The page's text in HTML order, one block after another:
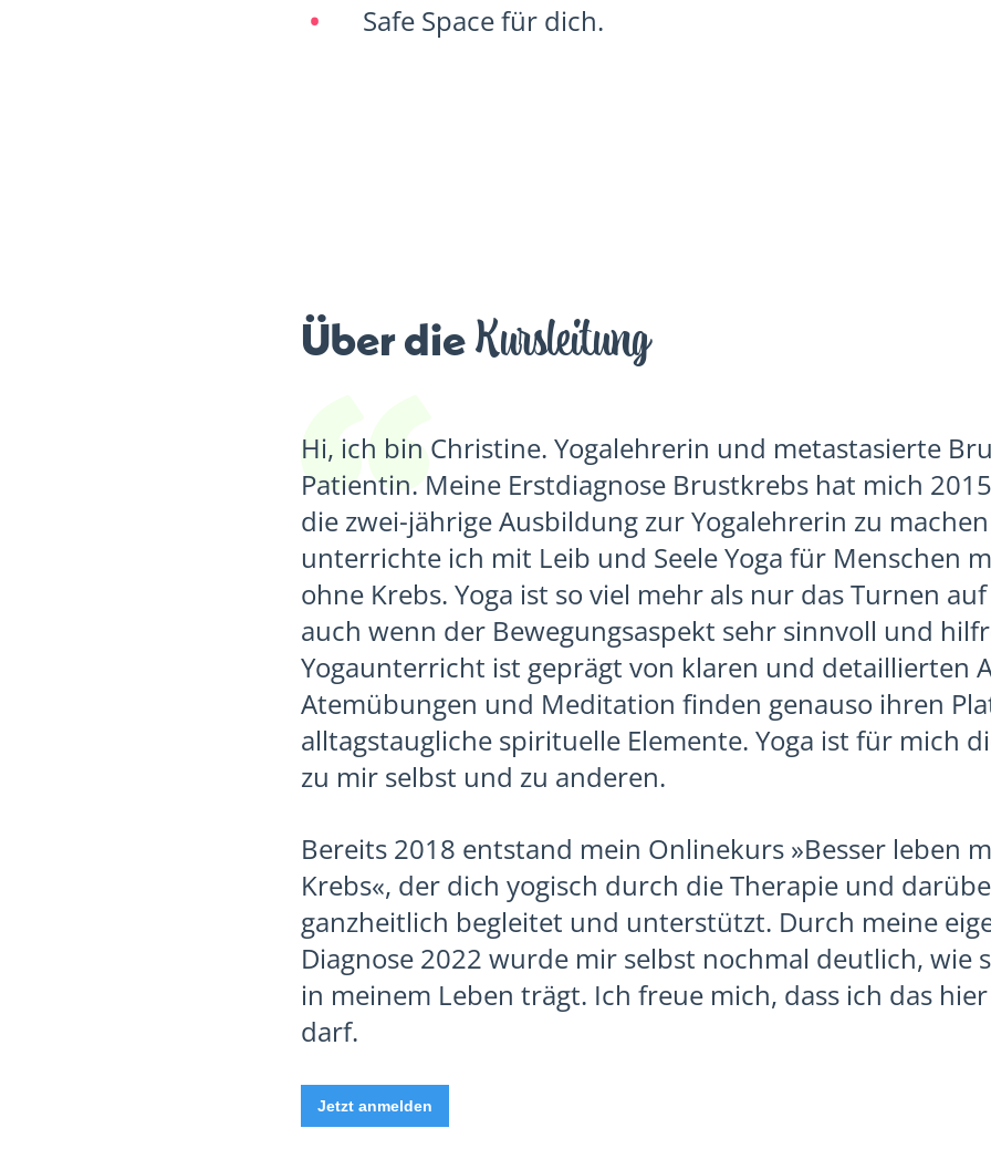
Safe Space für dich.
Über dieKursleitung
Hi, ich bin Christine. Yogalehrerin und metastasierte
Patientin. Meine Erstdiagnose Brustkrebs hat mich
die zwei-jährige Ausbildung zur Yogalehrerin zu
unterrichte ich mit Leib und Seele Yoga für Menschen
ohne Krebs. Yoga ist so viel mehr als nur das Turnen
auch wenn der Bewegungsaspekt sehr sinnvoll und
Yogaunterricht ist geprägt von klaren und detaillierten
Atemübungen und Meditation finden genauso ihren
alltagstaugliche spirituelle Elemente. Yoga ist für mich
zu mir selbst und zu anderen.
Bereits 2018 entstand mein Onlinekurs »Besser leben
Krebs«, der dich yogisch durch die Therapie und
ganzheitlich begleitet und unterstützt. Durch meine
Diagnose 2022 wurde mir selbst nochmal deutlich, wie
in meinem Leben trägt. Ich freue mich, dass ich das
darf.
Jetzt anmelden